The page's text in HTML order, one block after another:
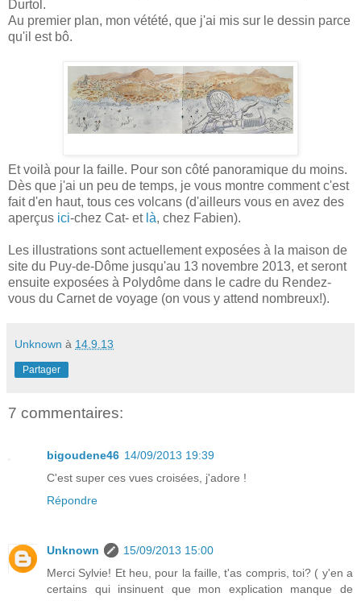
Durtol.
Au premier plan, mon vétété, que j'ai mis sur le dessin parce
qu'il est bô.
Et voilà pour la faille. Pour son côté panoramique du moins.
Dès que j'ai un peu de temps, je vous montre comment c'est
fait d'en haut, tous ces volcans (d'ailleurs vous en avez des
aperçus ici-chez Cat- et là, chez Fabien).
Les illustrations sont actuellement exposées à la maison de
site du Puy-de-Dôme jusqu'au 13 novembre 2013, et seront
ensuite exposées à Polydôme dans le cadre du Rendez-
vous du Carnet de voyage (on vous y attend nombreux!).
Unknown à 14.9.13
Partager
7 commentaires:
bigoudene46 14/09/2013 19:39
C'est super ces vues croisées, j'adore !
Répondre
Unknown
15/09/2013 15:00
Merci Sylvie! Et heu, pour la faille, t'as compris, toi? ( y'en a
certains qui insinuent que mon explication manque de